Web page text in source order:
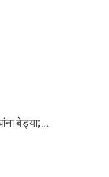
बेड्या;…